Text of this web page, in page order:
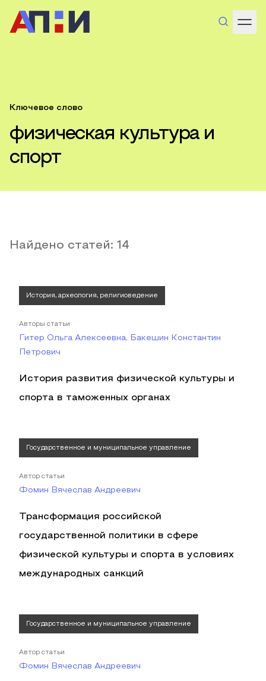
Ключевое слово
физическая культура и
спорт
Найдено статей: 14
История, археология, религиоведение
Авторы статьи
Гитер Ольга Алексеевна, Бакешин Константин
Петрович
История развития физической культуры и
спорта в таможенных органах
Государственное и муниципальное управление
Автор статьи
Фомин Вячеслав Андреевич
Трансформация российской
государственной политики в сфере
физической культуры и спорта в условиях
международных санкций
Государственное и муниципальное управление
Автор статьи
Фомин Вячеслав Андреевич